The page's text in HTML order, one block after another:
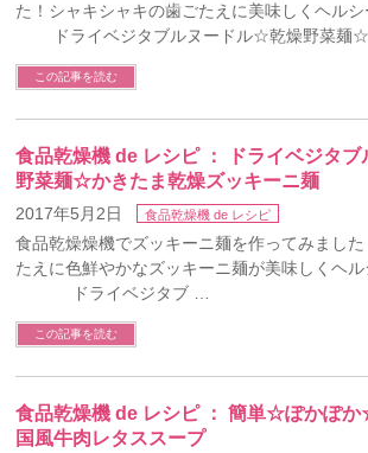
た！シャキシャキの歯ごたえに美味しくヘルシ
ドライベジタブルヌードル☆乾燥野菜麺☆
この記事を読む
食品乾燥機 de レシピ ： ドライベジタ
野菜麺☆かきたま乾燥ズッキーニ麺
2017年5月2日 食品乾燥機 de レシピ
食品乾燥燥機でズッキーニ麺を作ってみまし
たえに色鮮やかなズッキーニ麺が美味しくヘル
ドライベジタブ …
この記事を読む
食品乾燥機 de レシピ ： 簡単☆ぽかぽ
国風牛肉レタススープ